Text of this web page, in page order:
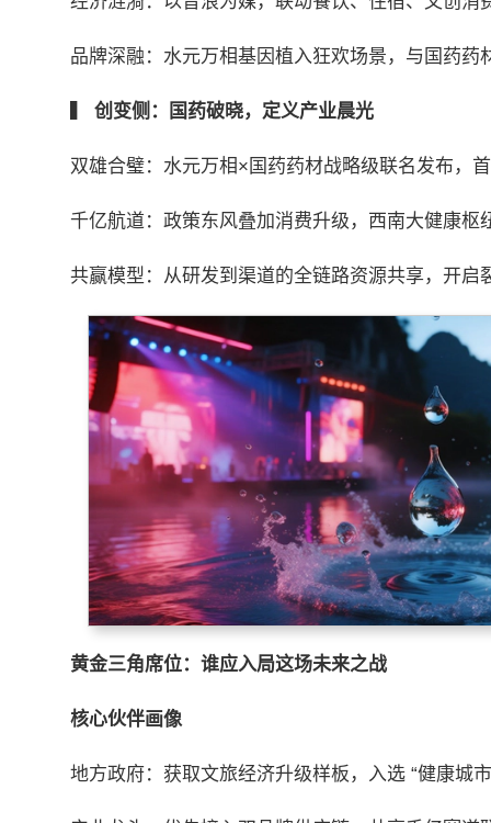
品牌深融：水元万相基因植入狂欢场景，与国药药
创变侧：国药破晓，定义产业晨光
双雄合璧：水元万相×国药药材战略级联名发布，
千亿航道：政策东风叠加消费升级，西南大健康枢
共赢模型：从研发到渠道的全链路资源共享，开启
黄金三角席位：谁应入局这场未来之战
核心伙伴画像
地方政府：获取文旅经济升级样板，入选 “健康城